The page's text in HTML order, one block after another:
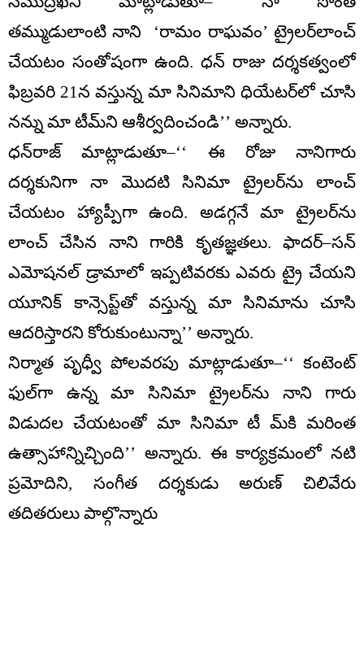
తమ్ముడులాంటి నాని ‘రామం రాఘవం’ ట్రైలర్‌లాంచ్‌
చేయటం సంతోషంగా ఉంది. ధన్‌ రాజు దర్శకత్వంలో
ఫిబ్రవరి 21న వస్తున్న మా సినిమాని ధియేటర్‌లో చూసి
నన్ను మా టీమ్‌ని ఆశీర్వదించండి’’ అన్నారు.
ధన్‌రాజ్‌ మాట్లాడుతూ–‘‘ ఈ రోజు నానిగారు
దర్శకునిగా నా మొదటి సినిమా ట్రైలర్‌ను లాంచ్‌
చేయటం హ్యాప్పీగా ఉంది. అడగ్గనే మా ట్రైలర్‌ను
లాంచ్‌ చేసిన నాని గారికి కృతజ్ఞతలు. ఫాదర్‌–సన్‌
ఎమోషనల్‌ డ్రామాలో ఇప్పటివరకు ఎవరు ట్రై చేయని
యూనిక్‌ కాన్సెప్ట్‌తో వస్తున్న మా సినిమాను చూసి
ఆదరిస్తారని కోరుకుంటున్నా’’ అన్నారు.
నిర్మాత పృధ్వీ పోలవరపు మాట్లాడుతూ–‘‘ కంటెంట్‌
ఫుల్‌గా ఉన్న మా సినిమా ట్రైలర్‌ను నాని గారు
విడుదల చేయటంతో మా సినిమా టీ మ్‌కి మరింత
ఉత్సాహాన్నిచ్చింది’’ అన్నారు. ఈ కార్యక్రమంలో నటి
ప్రమోదిని, సంగీత దర్శకుడు అరుణ్‌ చిలివేరు
తదితరులు పాల్గొన్నారు